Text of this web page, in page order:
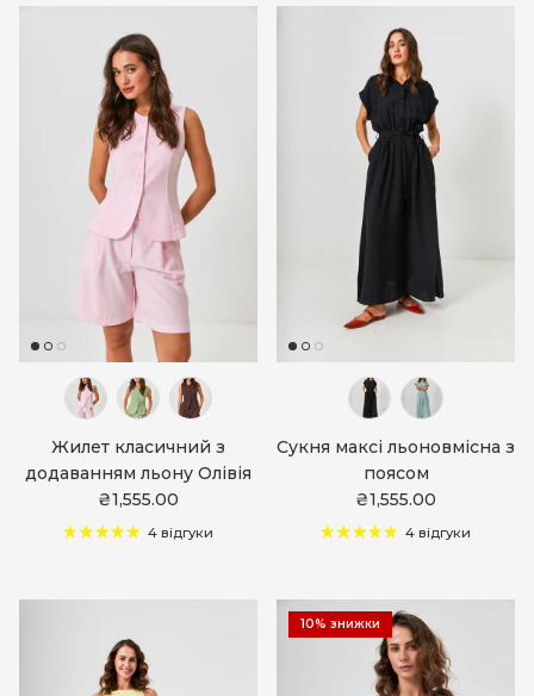
Жилет класичний з
додаванням льону Олівія
₴1,555.00
4 відгуки
Сукня максі льоновмісна з
поясом
₴1,555.00
4 відгуки
10% знижки